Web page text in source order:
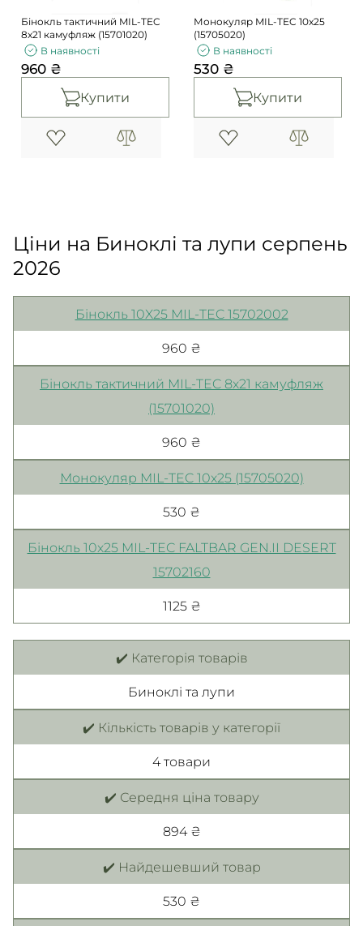
Бінокль тактичний MIL-TEC
8х21 камуфляж (15701020)
В наявності
960 ₴
Купити
Монокуляр MIL-TEC 10x25
(15705020)
В наявності
530 ₴
Купити
Ціни на Биноклі та лупи серпень
2026
Бінокль 10X25 MIL-TEC 15702002
960 ₴
Бінокль тактичний MIL-TEC 8х21 камуфляж
(15701020)
960 ₴
Монокуляр MIL-TEC 10x25 (15705020)
530 ₴
Бінокль 10х25 MIL-TEC FALTBAR GEN.II DESERT
15702160
1125 ₴
✔️ Категорія товарів
Биноклі та лупи
✔️ Кількість товарів у категорії
4 товари
✔️ Середня ціна товару
894 ₴
✔️ Найдешевший товар
530 ₴